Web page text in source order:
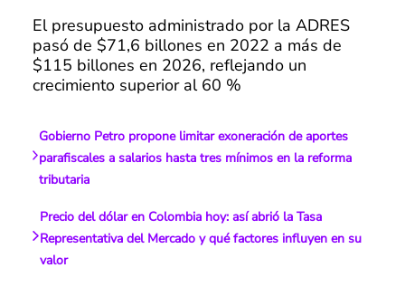
El presupuesto administrado por la ADRES
pasó de $71,6 billones en 2022 a más de
$115 billones en 2026, reflejando un
crecimiento superior al 60 %
Gobierno Petro propone limitar exoneración de aportes
parafiscales a salarios hasta tres mínimos en la reforma
tributaria
Precio del dólar en Colombia hoy: así abrió la Tasa
Representativa del Mercado y qué factores influyen en su
valor